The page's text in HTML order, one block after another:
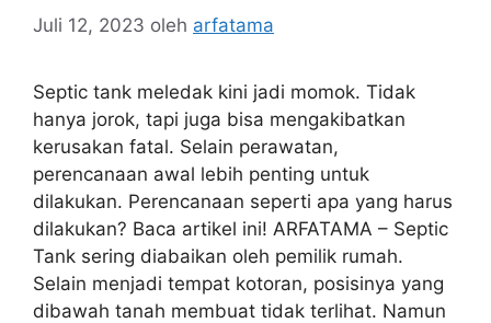
Juli 12, 2023 oleh arfatama
Septic tank meledak kini jadi momok. Tidak
hanya jorok, tapi juga bisa mengakibatkan
kerusakan fatal. Selain perawatan,
perencanaan awal lebih penting untuk
dilakukan. Perencanaan seperti apa yang harus
dilakukan? Baca artikel ini! ARFATAMA – Septic
Tank sering diabaikan oleh pemilik rumah.
Selain menjadi tempat kotoran, posisinya yang
dibawah tanah membuat tidak terlihat. Namun